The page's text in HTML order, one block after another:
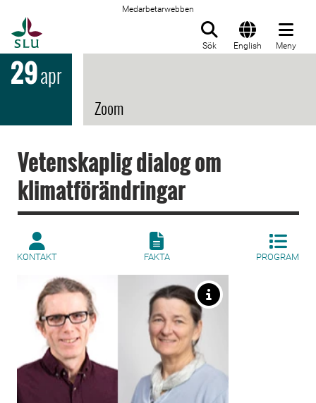
Medarbetarwebben
Sök English Meny
29apr
Zoom
Vetenskaplig dialog om
klimatförändringar
KONTAKT FAKTA PROGRAM